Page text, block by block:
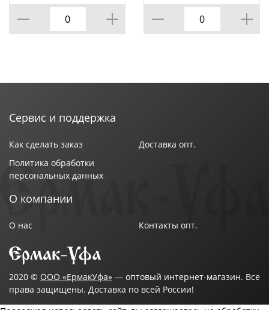
Сервис и поддержка
Как сделать заказ
Политика обработки
персональных данных
Доставка опт.
О компании
О нас Контакты опт.
2020 © ООО «ЕрмакУфа» — оптовый интернет-магазин. Все
права защищены. Доставка по всей России!